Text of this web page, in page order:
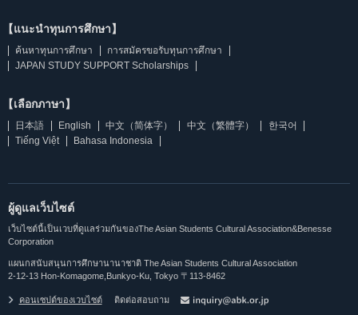
【แนะนำทุนการศึกษา】
ค้นหาทุนการศึกษา
การสมัครขอรับทุนการศึกษา
JAPAN STUDY SUPPORT Scholarships
【เลือกภาษา】
日本語 English 中文（简体字） 中文（繁體字）
한국어
Tiếng Việt
Bahasa Indonesia
ผู้ดูแลเว็บไซต์
เว็บไซต์นี้เป็นเวบที่ดูแลร่วมกันของThe Asian Students Cultural Association&Benesse
Corporation
แผนกสนับสนุนการศึกษานานาชาติ The Asian Students Cultural Association
2-12-13 Hon-Komagome,Bunkyo-Ku, Tokyo 〒113-8462
คอนเซปต์ของเวบไซต์ ติดต่อสอบถาม